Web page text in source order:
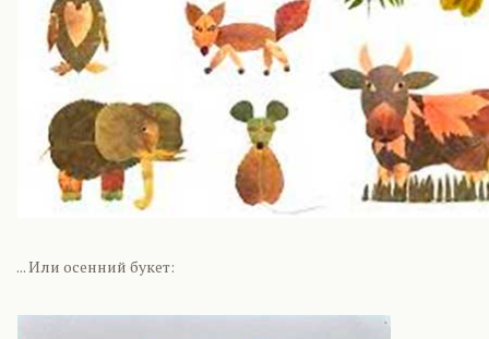
... Или осенний букет: